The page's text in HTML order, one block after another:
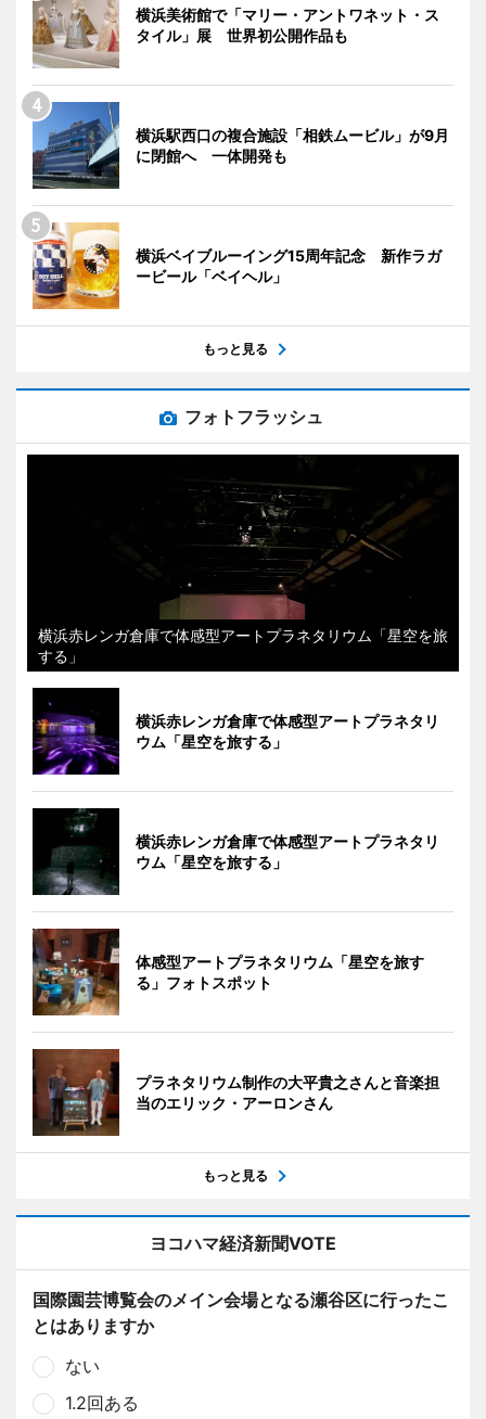
横浜美術館で「マリー・アントワネット・ス
タイル」展 世界初公開作品も
横浜駅西口の複合施設「相鉄ムービル」が9月
に閉館へ 一体開発も
横浜ベイブルーイング15周年記念 新作ラガ
ービール「ベイヘル」
もっと見る
フォトフラッシュ
横浜赤レンガ倉庫で体感型アートプラネタリウム「星空を旅
する」
横浜赤レンガ倉庫で体感型アートプラネタリ
ウム「星空を旅する」
横浜赤レンガ倉庫で体感型アートプラネタリ
ウム「星空を旅する」
体感型アートプラネタリウム「星空を旅す
る」フォトスポット
プラネタリウム制作の大平貴之さんと音楽担
当のエリック・アーロンさん
もっと見る
ヨコハマ経済新聞VOTE
国際園芸博覧会のメイン会場となる瀬谷区に行ったこ
とはありますか
ない
1.2回ある